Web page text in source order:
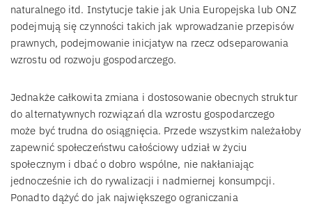
naturalnego itd. Instytucje takie jak Unia Europejska lub ONZ
podejmują się czynności takich jak wprowadzanie przepisów
prawnych, podejmowanie inicjatyw na rzecz odseparowania
wzrostu od rozwoju gospodarczego.
Jednakże całkowita zmiana i dostosowanie obecnych struktur
do alternatywnych rozwiązań dla wzrostu gospodarczego
może być trudna do osiągnięcia. Przede wszystkim należałoby
zapewnić społeczeństwu całościowy udział w życiu
społecznym i dbać o dobro wspólne, nie nakłaniając
jednocześnie ich do rywalizacji i nadmiernej konsumpcji.
Ponadto dążyć do jak największego ograniczania